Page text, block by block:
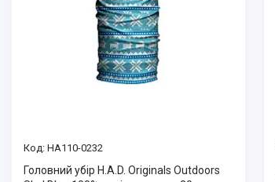
HA110-0232
Головний убір H.A.D. Originals Outdoors